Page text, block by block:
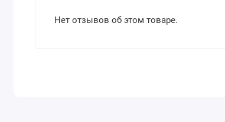
Нет отзывов об этом товаре.